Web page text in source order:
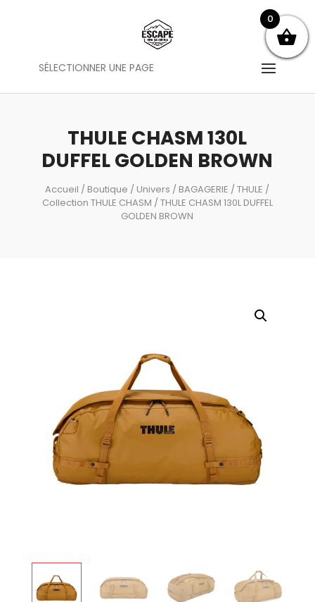
SÉLECTIONNER UNE PAGE
THULE CHASM 130L
DUFFEL GOLDEN BROWN
Accueil / Boutique / Univers / BAGAGERIE /THULE /
Collection THULE CHASM / THULE CHASM 130L DUFFEL
GOLDEN BROWN
0